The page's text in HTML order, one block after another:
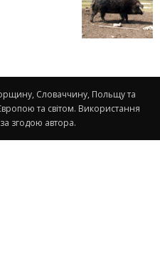
Словаччину, Польщу та
та світом. Використання
за згодою автора.